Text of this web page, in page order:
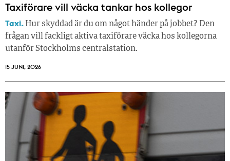
Taxiförare vill väcka tankar hos kollegor
Taxi. Hur skyddad är du om något händer på jobbet? Den
frågan vill fackligt aktiva taxiförare väcka hos kollegorna
utanför Stockholms centralstation.
15 JUNI, 2026